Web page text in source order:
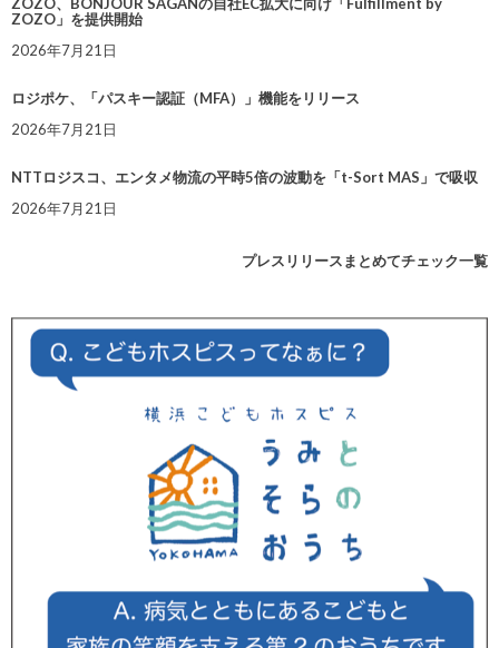
ZOZO、BONJOUR SAGANの自社EC拡大に向け「Fulfillment by
ZOZO」を提供開始
2026年7月21日
ロジポケ、「パスキー認証（MFA）」機能をリリース
2026年7月21日
NTTロジスコ、エンタメ物流の平時5倍の波動を「t-Sort MAS」で吸収
2026年7月21日
プレスリリースまとめてチェック一覧